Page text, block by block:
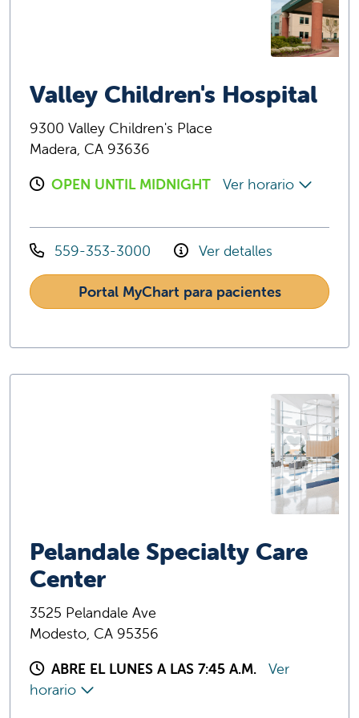
Valley Children's Hospital
9300 Valley Children's Place
Madera, CA 93636
OPEN UNTIL MIDNIGHT
Ver horario
559-353-3000 Ver detalles
Portal MyChart para pacientes
Pelandale Specialty Care
Center
3525 Pelandale Ave
Modesto, CA 95356
ABRE EL LUNES A LAS 7:45 A.M.
Ver
horario